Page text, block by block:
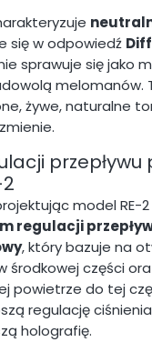
się w odpowiedź
sprawuje się jako
melomanów.
żywe, naturalne
przepływu
model RE-
regulacji
, który bazuje na
środkowej części
powietrze do tej
regulację
holografię.